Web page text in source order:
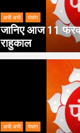
अभी अभी पंचांग
जानिए आज 11
राहुकाल
अभी अभी पंचांग